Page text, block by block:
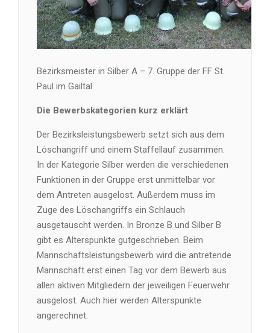
Bezirksmeister in Silber A – 7. Gruppe der FF St.
Paul im Gailtal
Die Bewerbskategorien kurz erklärt
Der Bezirksleistungsbewerb setzt sich aus dem
Löschangriff und einem Staffellauf zusammen.
In der Kategorie Silber werden die verschiedenen
Funktionen in der Gruppe erst unmittelbar vor
dem Antreten ausgelost. Außerdem muss im
Zuge des Löschangriffs ein Schlauch
ausgetauscht werden. In Bronze B und Silber B
gibt es Alterspunkte gutgeschrieben. Beim
Mannschaftsleistungsbewerb wird die antretende
Mannschaft erst einen Tag vor dem Bewerb aus
allen aktiven Mitgliedern der jeweiligen Feuerwehr
ausgelost. Auch hier werden Alterspunkte
angerechnet.